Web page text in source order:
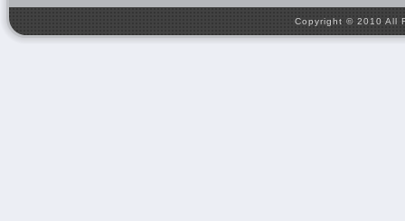
Copyright © 2010 All